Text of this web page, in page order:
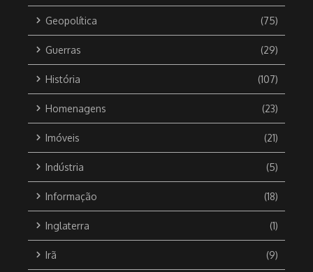
Geopolítica (75)
Guerras (29)
História (107)
Homenagens (23)
Imóveis (21)
Indústria (5)
Informação (18)
Inglaterra (1)
Irã (9)